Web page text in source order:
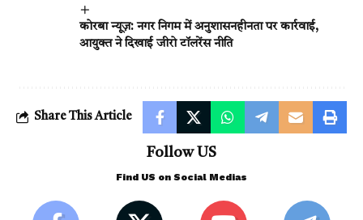
कोरबा न्यूज़: नगर निगम में अनुशासनहीनता पर कार्रवाई,
आयुक्त ने दिखाई जीरो टॉलरेंस नीति
Share This Article
Follow US
Find US on Social Medias